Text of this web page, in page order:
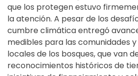
que los protegen estuvo
la atención. A pesar de los
cumbre climática entregó
medibles para las comunidades
locales de los bosques, que van
reconocimientos históricos de